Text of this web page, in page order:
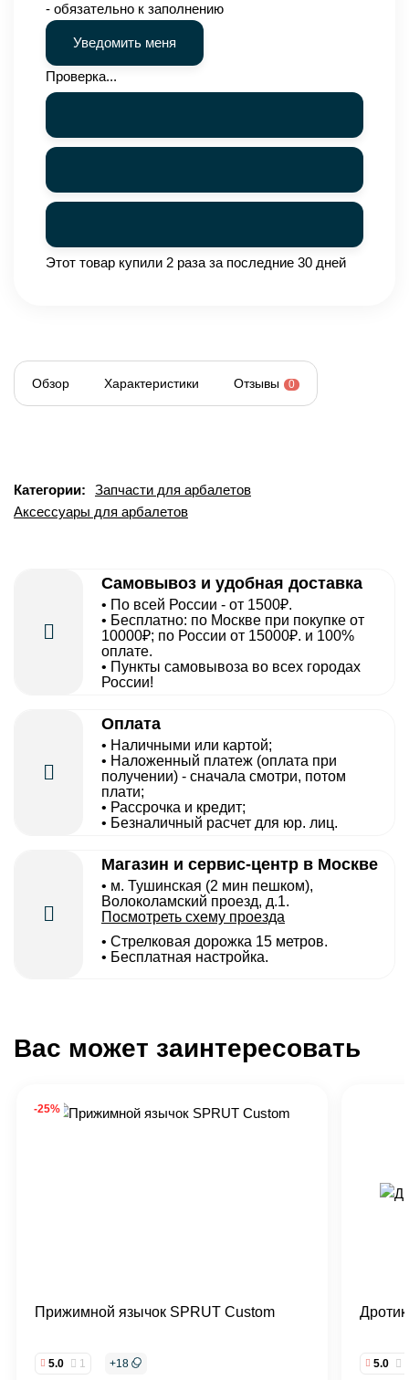
- обязательно к заполнению
Проверка...
Этот товар купили 2 раза за последние 30 дней
Обзор Характеристики Отзывы 0
Категории:
Запчасти для арбалетов
Аксессуары для арбалетов
Самовывоз и удобная доставка
• По всей России - от 1500₽.
• Бесплатно: по Москве при покупке от
10000₽; по России от 15000₽. и 100%
оплате.
• Пункты самовывоза во всех городах
России!
Оплата
• Наличными или картой;
• Наложенный платеж (оплата при
получении) - сначала смотри, потом
плати;
• Рассрочка и кредит;
• Безналичный расчет для юр. лиц.
Магазин и сервис-центр в Москве
• м. Тушинская (2 мин пешком),
Волоколамский проезд, д.1.
Посмотреть схему проезда
• Cтрелковая дорожка 15 метров.
• Бесплатная настройка.
Вас может заинтересовать
-25%
Прижимной язычок SPRUT Custom
5.0 1 +18 5.0